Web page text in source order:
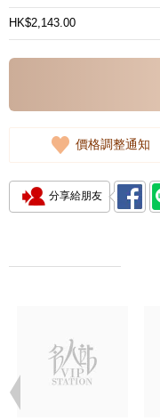
HK$2,143.00
價格調整通知
分享給朋友